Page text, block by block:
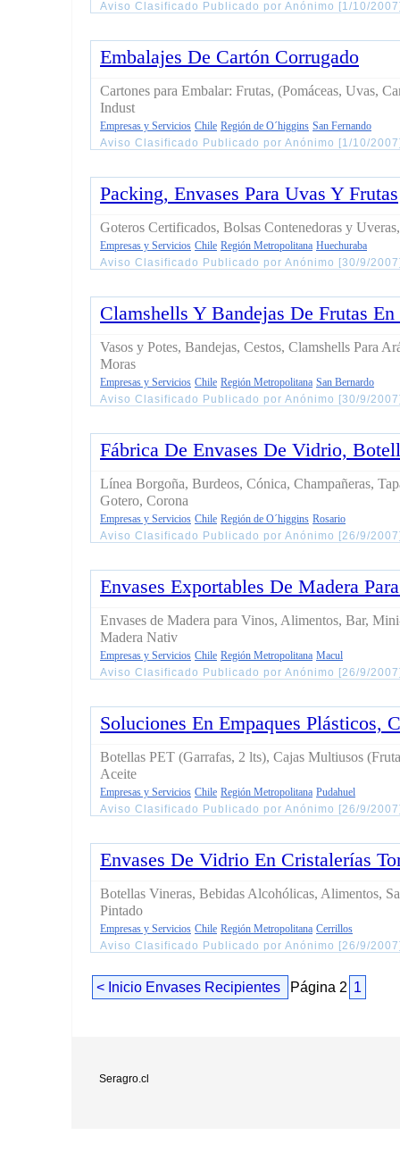
Aviso Clasificado Publicado por Anónimo [1/10/
Embalajes De Cartón Corrugado
Cartones para Embalar: Frutas, (Pomáceas, Uvas,
Indust
Empresas y Servicios Chile Región de O´higgins San Fernando
Aviso Clasificado Publicado por Anónimo [1/10/
Packing, Envases Para Uvas Y Frutas
Goteros Certificados, Bolsas Contenedoras y
Empresas y Servicios Chile Región Metropolitana Huechuraba
Aviso Clasificado Publicado por Anónimo [30/9/
Clamshells Y Bandejas De Frutas En
Vasos y Potes, Bandejas, Cestos, Clamshells Para
Moras
Empresas y Servicios Chile Región Metropolitana San Bernardo
Aviso Clasificado Publicado por Anónimo [30/9/
Fábrica De Envases De Vidrio,
Línea Borgoña, Burdeos, Cónica, Champañeras,
Gotero, Corona
Empresas y Servicios Chile Región de O´higgins Rosario
Aviso Clasificado Publicado por Anónimo [26/9/
Envases Exportables De Madera
Envases de Madera para Vinos, Alimentos, Bar,
Madera Nativ
Empresas y Servicios Chile Región Metropolitana Macul
Aviso Clasificado Publicado por Anónimo [26/9/
Soluciones En Empaques Plásticos,
Botellas PET (Garrafas, 2 lts), Cajas Multiusos
Aceite
Empresas y Servicios Chile Región Metropolitana Pudahuel
Aviso Clasificado Publicado por Anónimo [26/9/
Envases De Vidrio En Cristalerías
Botellas Vineras, Bebidas Alcohólicas, Alimentos,
Pintado
Empresas y Servicios Chile Región Metropolitana Cerrillos
Aviso Clasificado Publicado por Anónimo [26/9/
< Inicio Envases Recipientes Página 2 1
Seragro.cl